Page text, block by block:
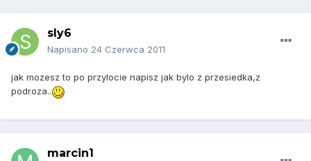
sly6
Napisano 24 Czerwca 2011
jak mozesz to po przylocie napisz jak bylo z przesiedka,z
podroza..
marcin1